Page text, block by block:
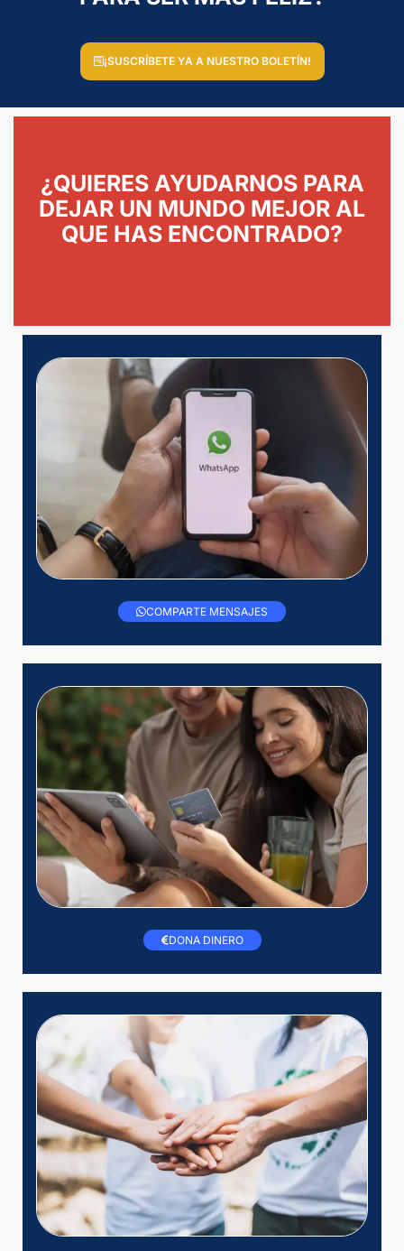
¡SUSCRÍBETE YA A NUESTRO BOLETÍN!
¿QUIERES AYUDARNOS PARA
DEJAR UN MUNDO MEJOR AL
QUE HAS ENCONTRADO?
COMPARTE MENSAJES
DONA DINERO